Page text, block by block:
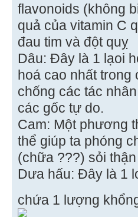
flavonoids (không
quả của vitamin C
đau tim và đột quỵ
Dâu: Đây là 1 lạoi
hoá cao nhất trong
chống các tác
các gốc tự do.
Cam: Một phương
thể giúp ta phóng
(chữa ???) sỏi
Dưa hấu: Đây là 1
chứa 1 lượng